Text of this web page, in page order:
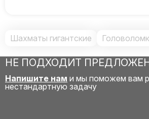
Шахматы гигантские
НЕ ПОДХОДИТ
Напишите нам и мы поможем вам
нестандартную задачу